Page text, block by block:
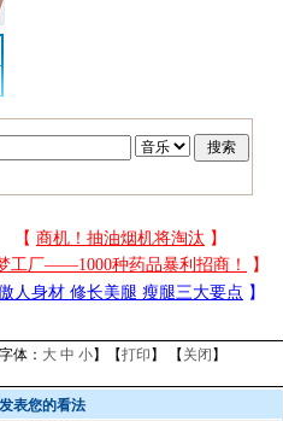
体： 大 中 小】【打印 】 【 关闭 】
表您的看法